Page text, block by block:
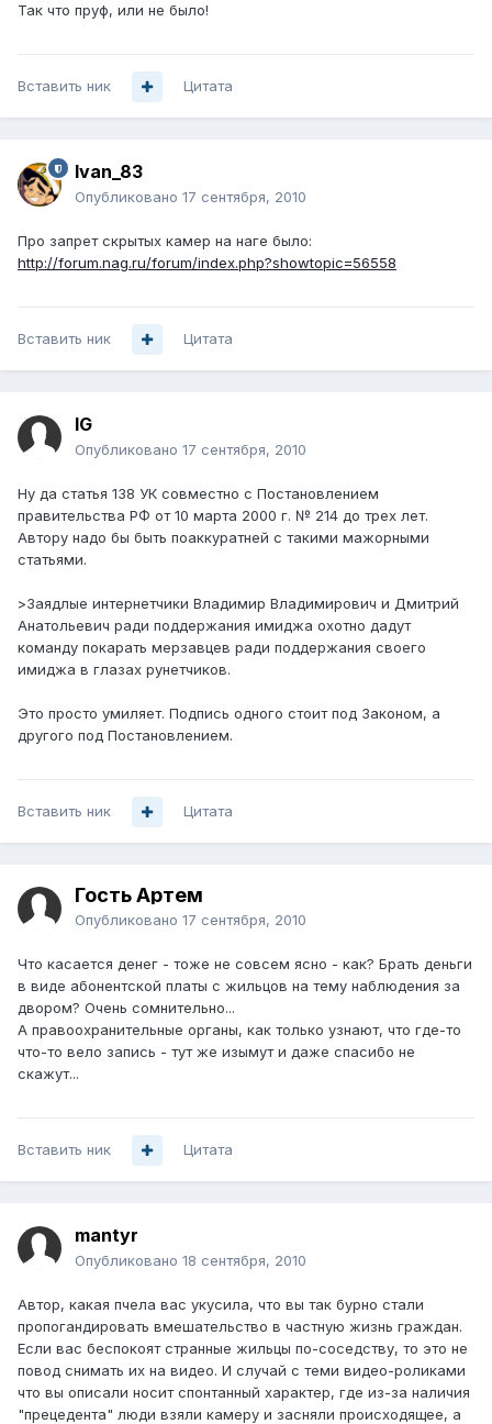
Так что пруф, или не было!
Вставить ник Цитата
Ivan_83
Опубликовано 17 сентября, 2010
Про запрет скрытых камер на наге было:
http://forum.nag.ru/forum/index.php?showtopic=56558
Вставить ник Цитата
IG
Опубликовано 17 сентября, 2010
Ну да статья 138 УК совместно с Постановлением
правительства РФ от 10 марта 2000 г. № 214 до трех лет.
Автору надо бы быть поаккуратней с такими мажорными
статьями.
>Заядлые интернетчики Владимир Владимирович и Дмитрий
Анатольевич ради поддержания имиджа охотно дадут
команду покарать мерзавцев ради поддержания своего
имиджа в глазах рунетчиков.
Это просто умиляет. Подпись одного стоит под Законом, а
другого под Постановлением.
Вставить ник Цитата
Гость Артем
Опубликовано 17 сентября, 2010
Что касается денег - тоже не совсем ясно - как? Брать деньги
в виде абонентской платы с жильцов на тему наблюдения за
двором? Очень сомнительно...
А правоохранительные органы, как только узнают, что где-то
что-то вело запись - тут же изымут и даже спасибо не
скажут...
Вставить ник Цитата
mantyr
Опубликовано 18 сентября, 2010
Автор, какая пчела вас укусила, что вы так бурно стали
пропогандировать вмешательство в частную жизнь граждан.
Если вас беспокоят странные жильцы по-соседству, то это не
повод снимать их на видео. И случай с теми видео-роликами
что вы описали носит спонтанный характер, где из-за наличия
"прецедента" люди взяли камеру и засняли происходящее, а